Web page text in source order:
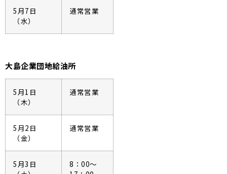
5月7日
（水）
通常営業
大島企業団地給油所
5月1日
（木）
通常営業
5月2日
（金）
通常営業
5月3日
8：00～